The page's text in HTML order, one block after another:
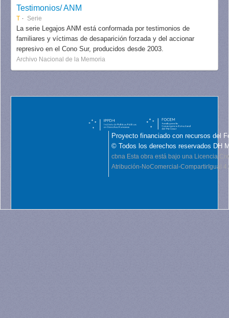
Testimonios/ ANM
T Serie
La serie Legajos ANM está conformada por testimonios de
familiares y víctimas de desaparición forzada y del accionar
represivo en el Cono Sur, producidos desde 2003.
Archivo Nacional de la Memoria
Proyecto financiado con recursos del
© Todos los derechos reservados DH
cbna Esta obra está bajo una Licencia
Atribución-NoComercial-CompartirIgual